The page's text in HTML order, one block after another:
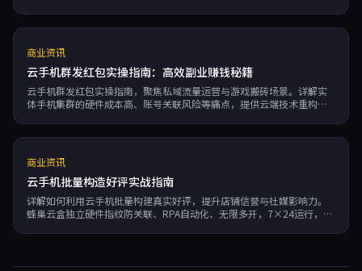
商业资讯
云手机群发红包实操指南：高效副业赚钱秘籍
云手机群发红包实操指南，聚焦私域流量运营与游戏搬砖场景。详解实
体手机集群的硬件成本高、账号关联风险等痛点，提供云端技术重构方
商业资讯
云手机批量构造好评实战指南
详解如何利用云手机批量构建真实好评，提升店铺信誉与社媒影响力。
蜂巢云盒独立硬件指纹防关联、RPA自动化、无限多开，7×24运行，按